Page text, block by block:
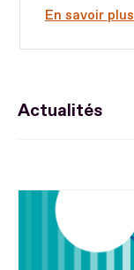
En savoir plus
Actualités